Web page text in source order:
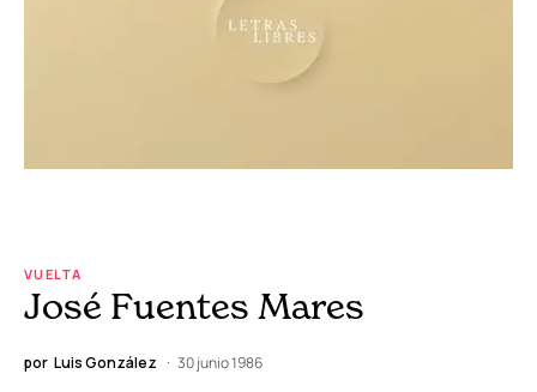
VUELTA
José Fuentes Mares
por Luis González 30 junio 1986